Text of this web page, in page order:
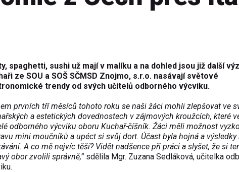
spaghetti, sushi už mají v malíku a na dohled jsou již další
ze SOU a SOŠ SČMSD Znojmo, s.r.o. nasávají světové
trendy od svých učitelů odborného výcviku.
prvních tří měsíců tohoto roku se naši žáci mohli zlepšovat ve
a estetických dovednostech v zájmových kroužcích, které
odborného výcviku oboru Kuchař-číšník. Žáci měli možnost
mini moučníků a upéct si svůj dort. Účast byla hojná a výsledky
A co mě nejvíc těší? Vidět nadšence při práci a slyšet, že si
obor zvolili správně,” sdělila Mgr. Zuzana Sedláková, učitelka